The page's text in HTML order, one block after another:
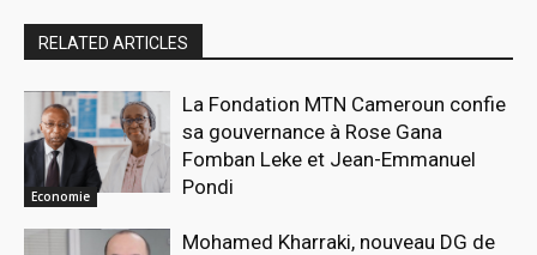
RELATED ARTICLES
Economie
La Fondation MTN Cameroun confie
sa gouvernance à Rose Gana
Fomban Leke et Jean-Emmanuel
Pondi
Mohamed Kharraki, nouveau DG de